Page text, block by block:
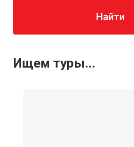
Найти
Ищем туры...